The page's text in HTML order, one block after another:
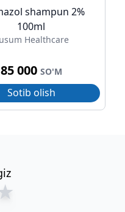
shampun 2%
100ml
Healthcare
85 000 SO'M
Sotib olish